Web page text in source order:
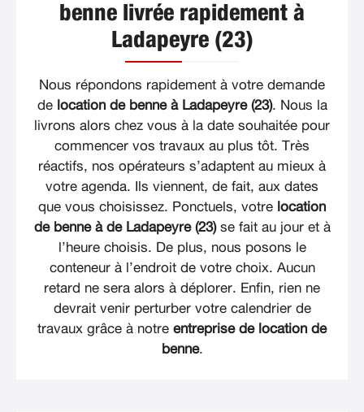
benne livrée rapidement à
Ladapeyre (23)
Nous répondons rapidement à votre demande
de location de benne à Ladapeyre (23). Nous la
livrons alors chez vous à la date souhaitée pour
commencer vos travaux au plus tôt. Très
réactifs, nos opérateurs s’adaptent au mieux à
votre agenda. Ils viennent, de fait, aux dates
que vous choisissez. Ponctuels, votre location
de benne à de Ladapeyre (23)se fait au jour et à
l’heure choisis. De plus, nous posons le
conteneur à l’endroit de votre choix. Aucun
retard ne sera alors à déplorer. Enfin, rien ne
devrait venir perturber votre calendrier de
travaux grâce à notre entreprise de location de
benne.